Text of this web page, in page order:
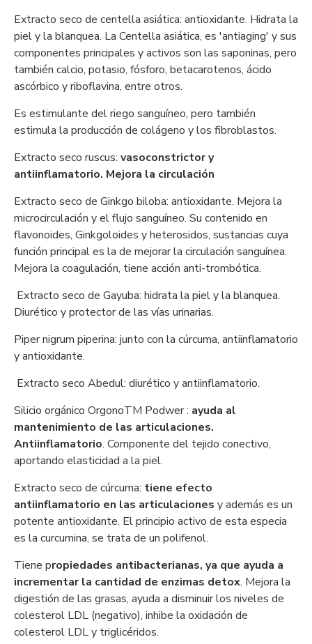
Extracto seco de centella asiática: antioxidante. Hidrata la
piel y la blanquea. La Centella asiática, es 'antiaging' y sus
componentes principales y activos son las saponinas, pero
también calcio, potasio, fósforo, betacarotenos, ácido
ascórbico y riboflavina, entre otros.
Es estimulante del riego sanguíneo, pero también
estimula la producción de colágeno y los fibroblastos.
Extracto seco ruscus: vasoconstrictor y
antiinflamatorio. Mejora la circulación
Extracto seco de Ginkgo biloba: antioxidante. Mejora la
microcirculación y el flujo sanguíneo. Su contenido en
flavonoides, Ginkgoloides y heterosidos, sustancias cuya
función principal es la de mejorar la circulación sanguínea.
Mejora la coagulación, tiene acción anti-trombótica.
Extracto seco de Gayuba: hidrata la piel y la blanquea.
Diurético y protector de las vías urinarias.
Piper nigrum piperina: junto con la cúrcuma, antiinflamatorio
y antioxidante.
Extracto seco Abedul: diurético y antiinflamatorio.
Silicio orgánico OrgonoTM Podwer : ayuda al
mantenimiento de las articulaciones.
Antiinflamatorio. Componente del tejido conectivo,
aportando elasticidad a la piel.
Extracto seco de cúrcuma: tiene efecto
antiinflamatorio en las articulaciones y además es un
potente antioxidante. El principio activo de esta especia
es la curcumina, se trata de un polifenol.
Tiene propiedades antibacterianas, ya que ayuda a
incrementar la cantidad de enzimas detox. Mejora la
digestión de las grasas, ayuda a disminuir los niveles de
colesterol LDL (negativo), inhibe la oxidación de
colesterol LDL y triglicéridos.